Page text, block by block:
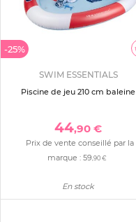
-25%
SWIM ESSENTIALS
Piscine de jeu 210 cm baleine
44,90 €
Prix de vente conseillé par la
marque : 59 ,90 €
En stock